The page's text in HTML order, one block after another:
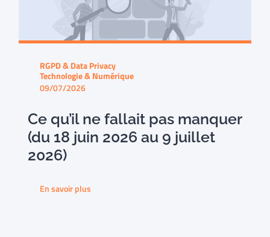
RGPD & Data Privacy
Technologie & Numérique
09/07/2026
Ce qu’il ne fallait pas manquer
(du 18 juin 2026 au 9 juillet
2026)
En savoir plus